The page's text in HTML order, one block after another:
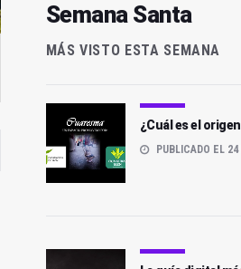
Semana Santa
MÁS VISTO ESTA SEMANA
¿Cuál es el
PUBLICADO EL